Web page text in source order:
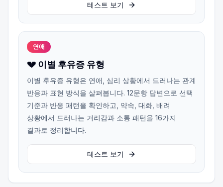
테스트 보기
연애
💔 이별 후유증 유형
이별 후유증 유형은 연애, 심리 상황에서 드러나는 관계
반응과 표현 방식을 살펴봅니다. 12문항 답변으로 선택
기준과 반응 패턴을 확인하고, 약속, 대화, 배려
상황에서 드러나는 거리감과 소통 패턴을 16가지
결과로 정리합니다.
테스트 보기